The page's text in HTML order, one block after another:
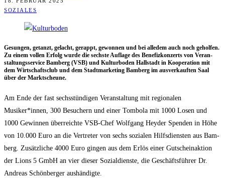
SOZIALES
Gesun­gen, getanzt, gelacht, gerappt, gewon­nen und bei alle­dem auch noch gehol­fen.
Zu einem vol­len Erfolg wur­de die sechs­te Auf­la­ge des Bene­fiz­kon­zerts von Ver­an­
stal­tungs­ser­vice Bam­berg (VSB) und Kul­tur­bo­den Hall­stadt in Koope­ra­ti­on mit
dem Wirt­schafts­club und dem Stadt­mar­ke­ting Bam­berg im aus­ver­kauf­ten Saal
über der Marktscheune.
Am Ende der fast sechs­stün­di­gen Ver­an­stal­tung mit regio­na­len
Musiker*innen, 300 Besu­chern und einer Tom­bo­la mit 1000 Losen und
1000 Gewin­nen über­reich­te VSB-Chef Wolf­gang Heyder Spen­den in Höhe
von 10.000 Euro an die Ver­tre­ter von sechs sozia­len Hilfs­diens­ten aus Bam­
berg. Zusätz­li­che 4000 Euro gin­gen aus dem Erlös einer Gut­schein­ak­ti­on
der Lions 5 GmbH an vier die­ser Sozi­al­diens­te, die Geschäfts­füh­rer Dr.
Andre­as Schön­ber­ger aushändigte.